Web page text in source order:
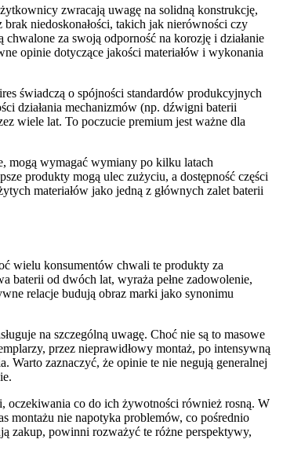
zwracają uwagę na solidną konstrukcję,
niedoskonałości, takich jak nierówności czy
za swoją odporność na korozję i działanie
opinie dotyczące jakości materiałów i wykonania
świadczą o spójności standardów produkcyjnych
działania mechanizmów (np. dźwigni baterii
wiele lat. To poczucie premium jest ważne dla
mogą wymagać wymiany po kilku latach
produkty mogą ulec zużyciu, a dostępność części
materiałów jako jedną z głównych zalet baterii
wielu konsumentów chwali te produkty za
baterii od dwóch lat, wyraża pełne zadowolenie,
relacje budują obraz marki jako synonimu
na szczególną uwagę. Choć nie są to masowe
przez nieprawidłowy montaż, po intensywną
Warto zaznaczyć, że opinie te nie negują generalnej
oczekiwania co do ich żywotności również rosną. W
montażu nie napotyka problemów, co pośrednio
zakup, powinni rozważyć te różne perspektywy,